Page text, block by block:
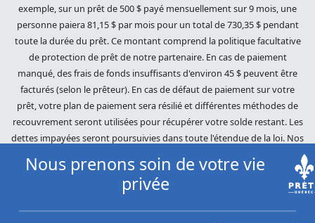
exemple, sur un prêt de 500 $ payé mensuellement sur 9 mois, une
personne paiera 81,15 $ par mois pour un total de 730,35 $ pendant
toute la durée du prêt. Ce montant comprend la politique facultative
de protection de prêt de notre partenaire. En cas de paiement
manqué, des frais de fonds insuffisants d'environ 45 $ peuvent être
facturés (selon le prêteur). En cas de défaut de paiement sur votre
prêt, votre plan de paiement sera résilié et différentes méthodes de
recouvrement seront utilisées pour récupérer votre solde restant. Les
dettes impayées seront poursuivies dans toute l'étendue de la loi. Nos
Québec (Loans Canada) n'est pas affilié à Equifax Canada Co., sa
société mère, ses filiales ou ses sociétés affiliées (collectivement,
Nous prenons soin de votre vie
privée